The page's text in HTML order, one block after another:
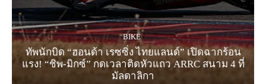
BIKE
ทัพนักบิด “ฮอนด้า เรซซิ่ง ไทยแลนด์” เปิดฉากร้อน
แรง! “ชิพ-มิกซ์” กดเวลาติดหัวแถว ARRC สนาม 4 ที่
มัลดาลิกา